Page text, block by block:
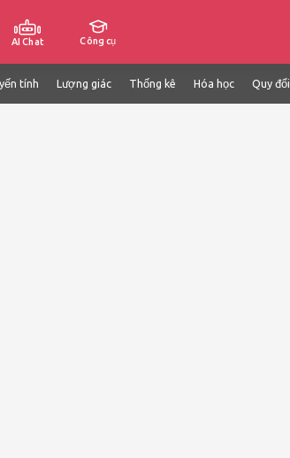
AI Chat Công cụ
tính Lượng giác Thống kê Hóa học Quy đổi